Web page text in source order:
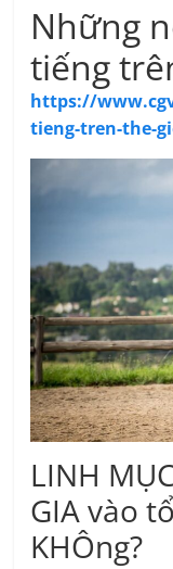
Những
tiếng
https://
tieng-tren-the-
LINH
GIA vào
KHÔng?